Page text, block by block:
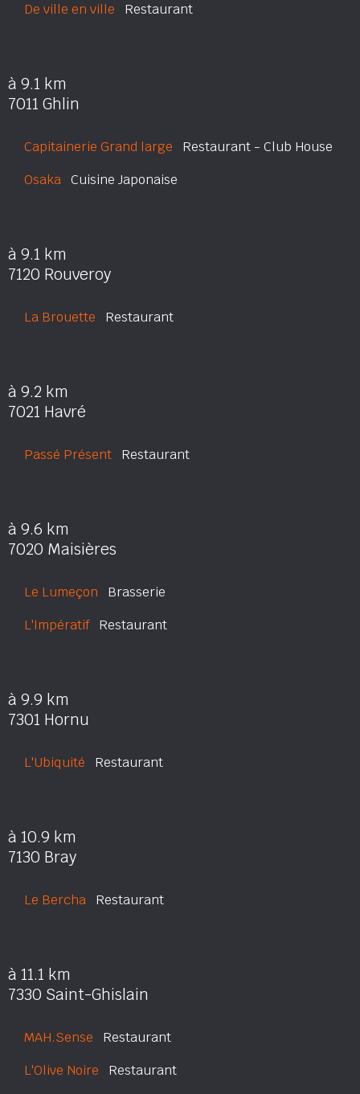
De ville en ville Restaurant
à 9.1 km
7011 Ghlin
Capitainerie Grand large Restaurant - Club House
Osaka Cuisine Japonaise
à 9.1 km
7120 Rouveroy
La Brouette Restaurant
à 9.2 km
7021 Havré
Passé Présent Restaurant
à 9.6 km
7020 Maisières
Le Lumeçon Brasserie
L'ImpératifRestaurant
à 9.9 km
7301 Hornu
L'Ubiquité Restaurant
à 10.9 km
7130 Bray
Le Bercha Restaurant
à 11.1 km
7330 Saint-Ghislain
MAH.Sense Restaurant
L'Olive Noire Restaurant